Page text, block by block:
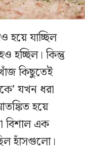
যাচ্ছিল
হচ্ছিল। কিন্তু
কিছুতেই
যখন ধরা
হয়ে
বিশাল এক
হাঁসগুলো।